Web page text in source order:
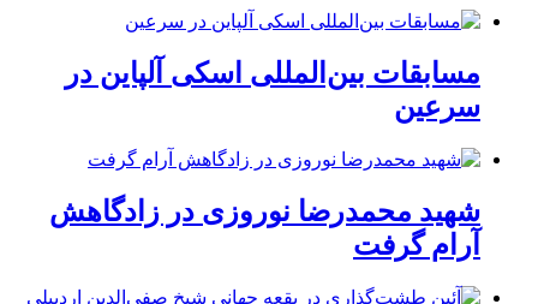
مسابقات بین‌المللی اسکی آلپاین در
سرعین
شهید محمدرضا نوروزی در زادگاهش
آرام گرفت